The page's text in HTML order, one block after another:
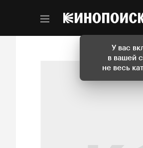
У вас
в вашей
не весь